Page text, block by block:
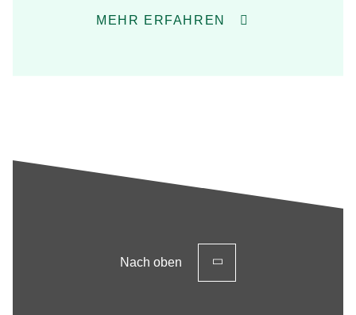
MEHR ERFAHREN
Nach oben